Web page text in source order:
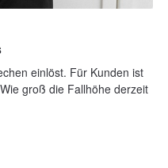
einlöst. Für Kunden ist
groß die Fallhöhe derzeit